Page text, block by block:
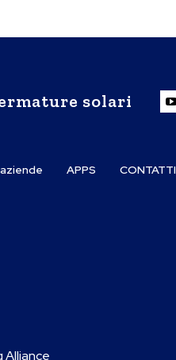
solari
APPS CONTATTI
Alliance